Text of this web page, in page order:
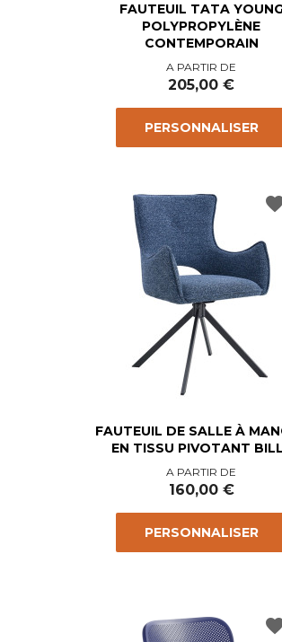
FAUTEUIL TATA
POLYPROPYLÈNE
CONTEMPORAIN
Prix
A PARTIR DE
205,00 €
PERSONNALISER
FAUTEUIL DE SALLE À
EN TISSU PIVOTANT
Prix
A PARTIR DE
160,00 €
PERSONNALISER